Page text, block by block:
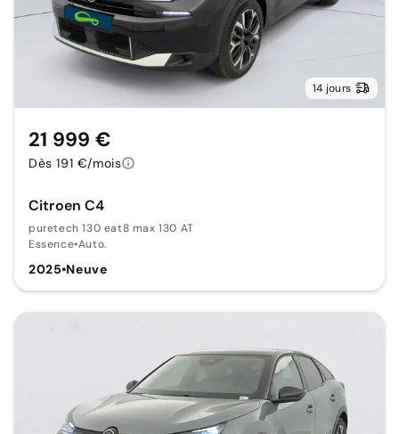
14 jours
Citroen C4
puretech 130 eat8 max 130 AT
Essence•Auto.
2025•Neuve
21 999 €
Dès 191 €/mois